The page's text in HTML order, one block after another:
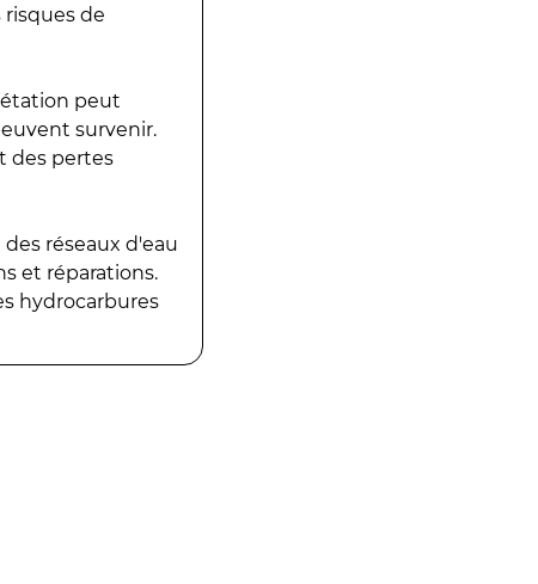
de
peut
survenir.
des pertes
réseaux d'eau
et réparations.
hydrocarbures